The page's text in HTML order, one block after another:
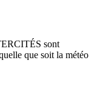
sont
que soit la météo